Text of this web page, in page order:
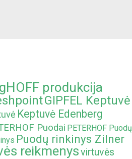
produkcija
GIPFEL Keptuvė
Keptuvė Edenberg
Puodai PETERHOF Puodų
Puodų rinkinys Zilner
reikmenysvirtuvės